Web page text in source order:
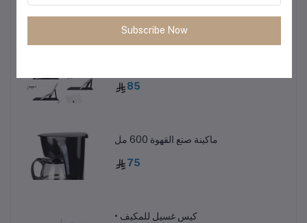
85
ماكينة صنع القهوة 600 مل
75
• كيس غسيل للمكيف
Subscribe Now